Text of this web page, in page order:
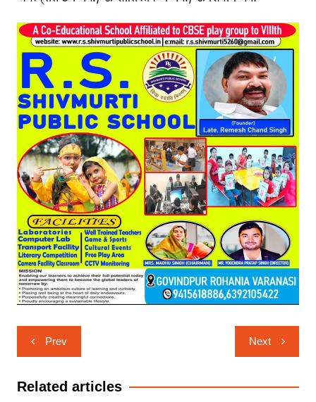
Post
navigation
Prev Next
Related articles